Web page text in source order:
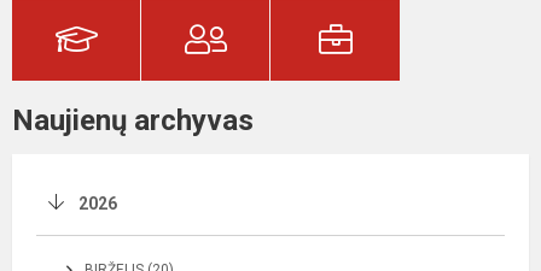
Naujienų archyvas
2026